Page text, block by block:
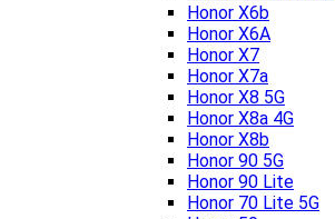
Honor X6b
Honor X6A
Honor X7
Honor X7a
Honor X8 5G
Honor X8a 4G
Honor X8b
Honor 90 5G
Honor 90 Lite
Honor 70 Lite 5G